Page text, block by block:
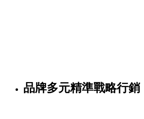
品牌多元精準戰略行銷